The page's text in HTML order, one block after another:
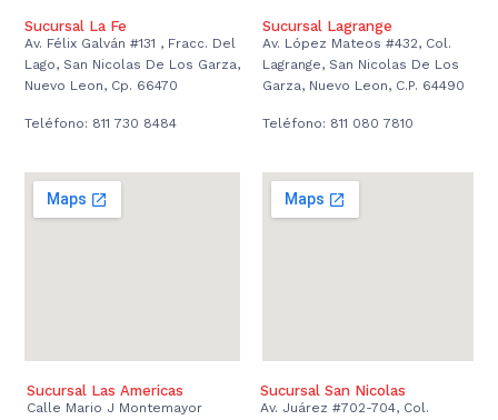
Sucursal La Fe
Av. Félix Galván #131 , Fracc. Del
Lago, San Nicolas De Los Garza,
Nuevo Leon, Cp. 66470
Teléfono: 811 730 8484
Sucursal Lagrange
Av. López Mateos #432, Col.
Lagrange, San Nicolas De Los
Garza, Nuevo Leon, C.P. 64490
Teléfono: 811 080 7810
Sucursal Las Americas
Calle Mario J Montemayor
Sucursal San Nicolas
Av. Juárez #702-704, Col.